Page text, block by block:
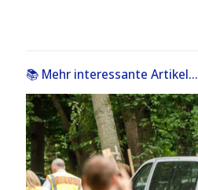
📚 Mehr interessante Artikel...